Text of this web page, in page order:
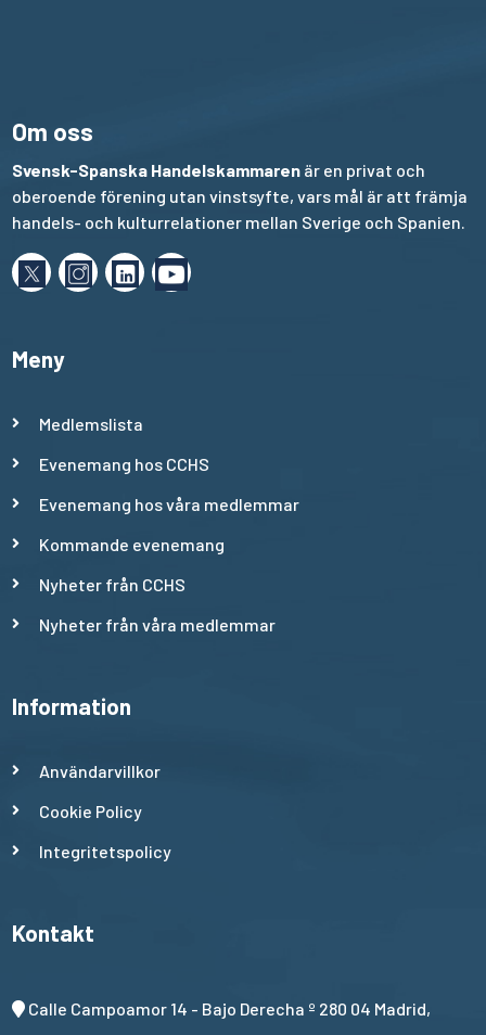
Om oss
Svensk-Spanska Handelskammaren är en privat och
oberoende förening utan vinstsyfte, vars mål är att främja
handels- och kulturrelationer mellan Sverige och Spanien.
Meny
Medlemslista
Evenemang hos CCHS
Evenemang hos våra medlemmar
Kommande evenemang
Nyheter från CCHS
Nyheter från våra medlemmar
Information
Användarvillkor
Cookie Policy
Integritetspolicy
Kontakt
Calle Campoamor 14 - Bajo Derecha º 280 04 Madrid,